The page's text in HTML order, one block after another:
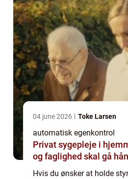
04 june 2026 Toke Larsen
automatisk egenkontrol
Privat sygepleje i hjemmet når
og faglighed skal gå
Hvis du ønsker at holde